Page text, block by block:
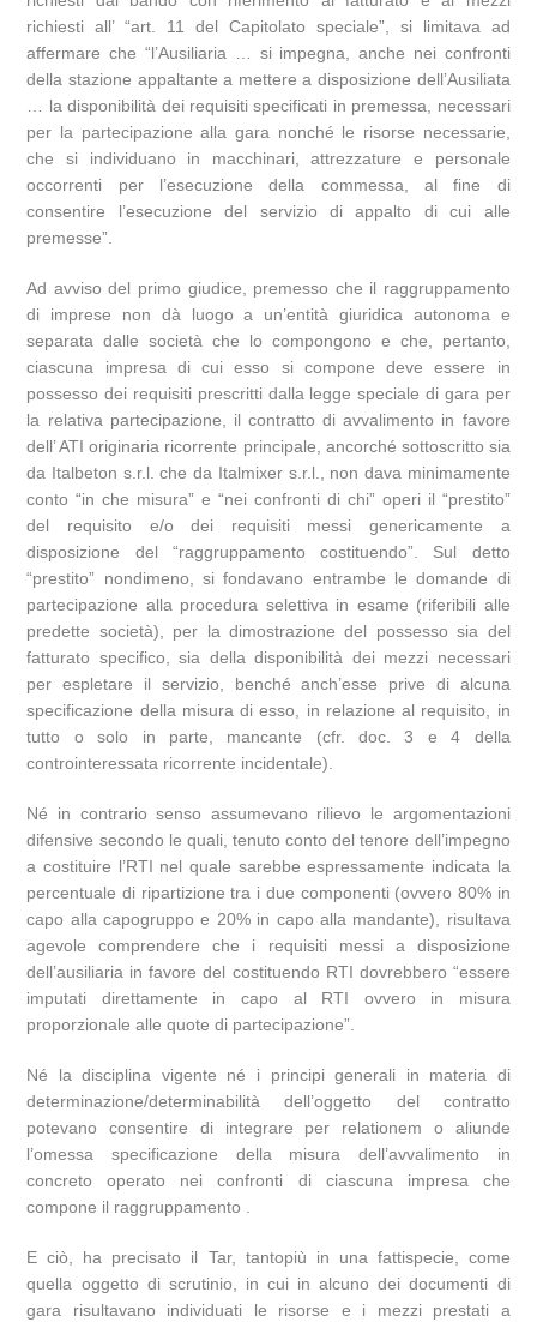
richiesti all’ “art. 11 del Capitolato speciale”, si limitava ad
affermare che “l’Ausiliaria … si impegna, anche nei confronti
della stazione appaltante a mettere a disposizione dell’Ausiliata
… la disponibilità dei requisiti specificati in premessa, necessari
per la partecipazione alla gara nonché le risorse necessarie,
che si individuano in macchinari, attrezzature e personale
occorrenti per l’esecuzione della commessa, al fine di
consentire l’esecuzione del servizio di appalto di cui alle
premesse”.
Ad avviso del primo giudice, premesso che il raggruppamento
di imprese non dà luogo a un’entità giuridica autonoma e
separata dalle società che lo compongono e che, pertanto,
ciascuna impresa di cui esso si compone deve essere in
possesso dei requisiti prescritti dalla legge speciale di gara per
la relativa partecipazione, il contratto di avvalimento in favore
dell’ ATI originaria ricorrente principale, ancorché sottoscritto sia
da Italbeton s.r.l. che da Italmixer s.r.l., non dava minimamente
conto “in che misura” e “nei confronti di chi” operi il “prestito”
del requisito e/o dei requisiti messi genericamente a
disposizione del “raggruppamento costituendo”. Sul detto
“prestito” nondimeno, si fondavano entrambe le domande di
partecipazione alla procedura selettiva in esame (riferibili alle
predette società), per la dimostrazione del possesso sia del
fatturato specifico, sia della disponibilità dei mezzi necessari
per espletare il servizio, benché anch’esse prive di alcuna
specificazione della misura di esso, in relazione al requisito, in
tutto o solo in parte, mancante (cfr. doc. 3 e 4 della
controinteressata ricorrente incidentale).
Né in contrario senso assumevano rilievo le argomentazioni
difensive secondo le quali, tenuto conto del tenore dell’impegno
a costituire l’RTI nel quale sarebbe espressamente indicata la
percentuale di ripartizione tra i due componenti (ovvero 80% in
capo alla capogruppo e 20% in capo alla mandante), risultava
agevole comprendere che i requisiti messi a disposizione
dell’ausiliaria in favore del costituendo RTI dovrebbero “essere
imputati direttamente in capo al RTI ovvero in misura
proporzionale alle quote di partecipazione”.
Né la disciplina vigente né i principi generali in materia di
determinazione/determinabilità dell’oggetto del contratto
potevano consentire di integrare per relationem o aliunde
l’omessa specificazione della misura dell’avvalimento in
concreto operato nei confronti di ciascuna impresa che
compone il raggruppamento .
E ciò, ha precisato il Tar, tantopiù in una fattispecie, come
quella oggetto di scrutinio, in cui in alcuno dei documenti di
gara risultavano individuati le risorse e i mezzi prestati a